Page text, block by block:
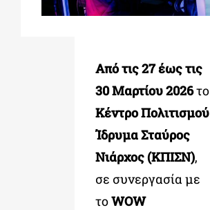
ΕΚΠΑΙΔΕΥΤΙΚΑ ΙΔΡΥΜΑΤΑ
ΠΟΛΙΤΙΣΤΙΚΟΙ ΦΟΡΕΙΣ
Από τις27 έως τις
30 Μαρτίου 2026το
Κέντρο Πολιτισμού
Ίδρυμα Σταύρος
Νιάρχος (ΚΠΙΣΝ),
σε συνεργασία με
τοWOW